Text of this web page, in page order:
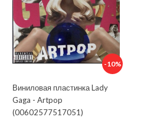
-10%
Виниловая пластинка Lady
Gaga - Artpop
(00602577517051)